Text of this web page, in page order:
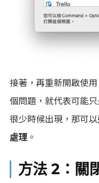
接著，再重新開啟使
個問題，就代表可能
很少時候出現，那可以
處理 。
方法 2：關